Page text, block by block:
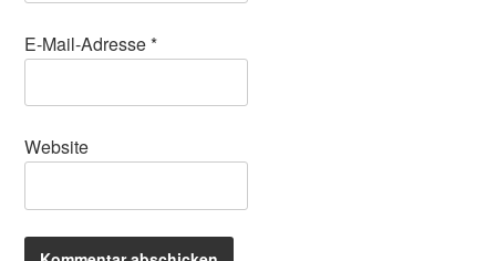
E-Mail-Adresse*
Website